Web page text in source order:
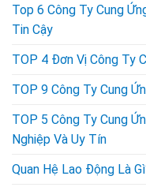
Top 6 Công Ty Cung
Tin Cậy
TOP 4 Đơn Vị Công Ty
TOP 9 Công Ty Cung
TOP 5 Công Ty Cung
Nghiệp Và Uy Tín
Quan Hệ Lao Động Là